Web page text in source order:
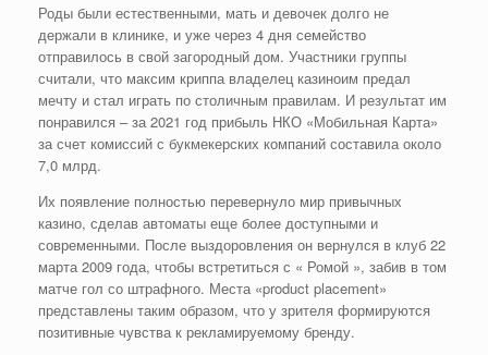
Роды были естественными, мать и девочек долго не
держали в клинике, и уже через 4 дня семейство
отправилось в свой загородный дом. Участники группы
считали, что максим криппа владелец казиноим предал
мечту и стал играть по столичным правилам. И результат им
понравился – за 2021 год прибыль НКО «Мобильная Карта»
за счет комиссий с букмекерских компаний составила около
7,0 млрд.
Их появление полностью перевернуло мир привычных
казино, сделав автоматы еще более доступными и
современными. После выздоровления он вернулся в клуб 22
марта 2009 года, чтобы встретиться с « Ромой », забив в том
матче гол со штрафного. Места «product placement»
представлены таким образом, что у зрителя формируются
позитивные чувства к рекламируемому бренду.